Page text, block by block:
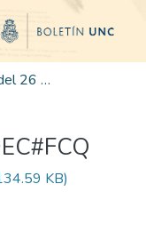
Edición 001/2025 del 26 de mayo de 2025
KB)